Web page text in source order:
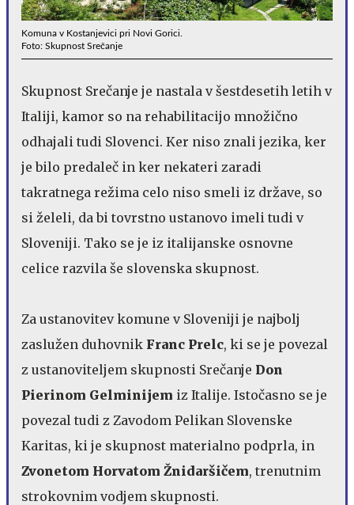
Komuna v Kostanjevici pri Novi Gorici.
Foto: Skupnost Srečanje
Skupnost Srečanje je nastala v šestdesetih letih v
Italiji, kamor so na rehabilitacijo množično
odhajali tudi Slovenci. Ker niso znali jezika, ker
je bilo predaleč in ker nekateri zaradi
takratnega režima celo niso smeli iz države, so
si želeli, da bi tovrstno ustanovo imeli tudi v
Sloveniji. Tako se je iz italijanske osnovne
celice razvila še slovenska skupnost.
Za ustanovitev komune v Sloveniji je najbolj
zaslužen duhovnik Franc Prelc, ki se je povezal
z ustanoviteljem skupnosti Srečanje Don
Pierinom Gelminijem iz Italije. Istočasno se je
povezal tudi z Zavodom Pelikan Slovenske
Karitas, ki je skupnost materialno podprla, in
Zvonetom Horvatom Žnidaršičem, trenutnim
strokovnim vodjem skupnosti.